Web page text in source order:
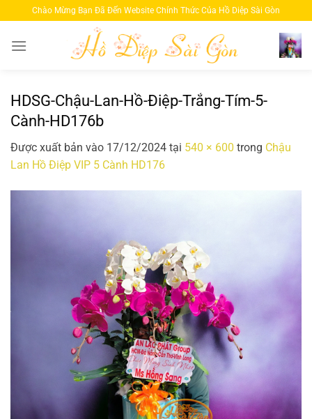
qua
nội
Chào Mừng Bạn Đã Đến Website Chính Thức Của Hồ Diệp Sài Gòn
HDSG-Chậu-Lan-Hồ-Điệp-Trắng-Tím-5-
Cành-HD176b
Được xuất bản vào 17/12/2024 tại 540 × 600 trong Chậu
Lan Hồ Điệp VIP 5 Cành HD176